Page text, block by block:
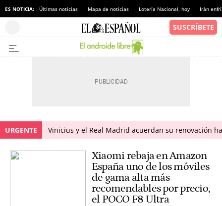
ES NOTICIA: Últimas noticias Mapa de noticias Lotería Nacional, hoy Irán
URGENTE Vinicius y el Real Madrid acuerdan su renovación
Xiaomi rebaja en Amazon
España uno de los móviles
de gama alta más
recomendables por precio,
el POCO F8 Ultra